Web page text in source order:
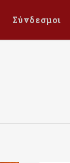
Σύνδεσμοι